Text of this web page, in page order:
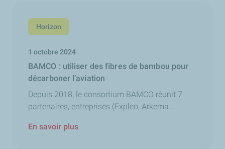
Horizon
1 octobre 2024
BAMCO : utiliser des fibres de bambou pour
décarboner l’aviation
Depuis 2018, le consortium BAMCO réunit 7
partenaires, entreprises (Expleo, Arkema...
En savoir plus